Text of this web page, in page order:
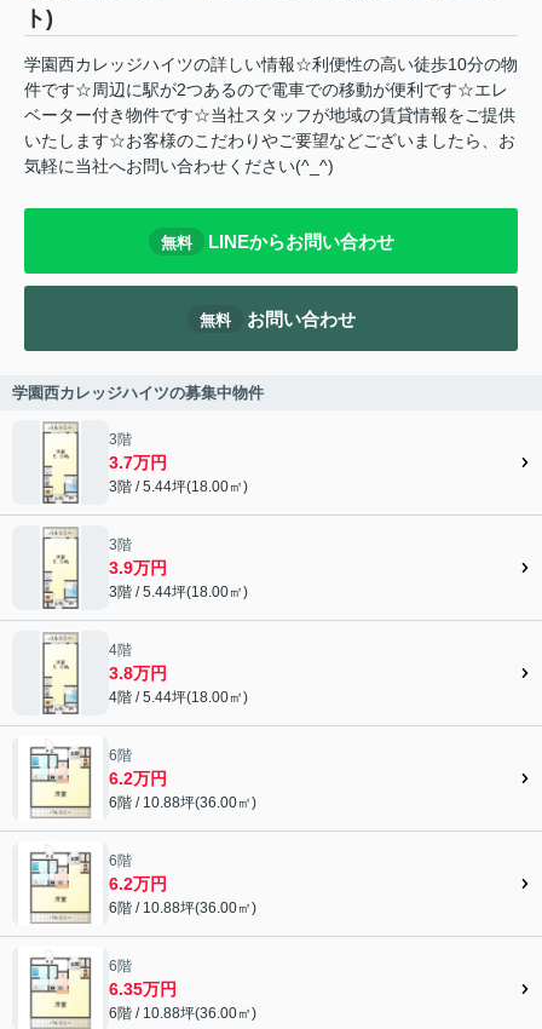
ト)
学園西カレッジハイツの詳しい情報☆利便性の高い徒歩10分の物
件です☆周辺に駅が2つあるので電車での移動が便利です☆エレ
ベーター付き物件です☆当社スタッフが地域の賃貸情報をご提供
いたします☆お客様のこだわりやご要望などございましたら、お
気軽に当社へお問い合わせください(^_^)
無料 LINEからお問い合わせ
無料 お問い合わせ
学園西カレッジハイツの募集中物件
3階
3.7万円
3階 / 5.44坪(18.00㎡)
3階
3.9万円
3階 / 5.44坪(18.00㎡)
4階
3.8万円
4階 / 5.44坪(18.00㎡)
6階
6.2万円
6階 / 10.88坪(36.00㎡)
6階
6.2万円
6階 / 10.88坪(36.00㎡)
6階
6.35万円
6階 / 10.88坪(36.00㎡)